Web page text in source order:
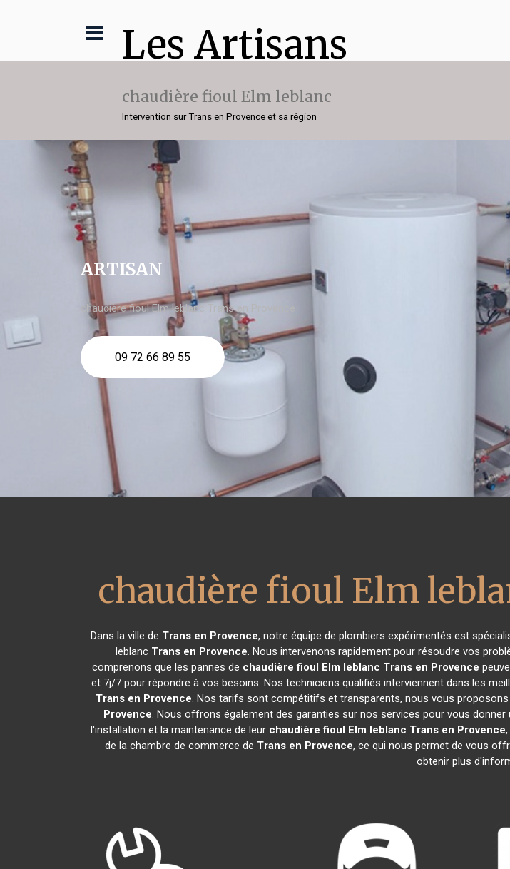
Les Artisans
chaudière fioul Elm leblanc
Intervention sur Trans en Provence et sa région
ARTISAN
chaudière fioul Elm leblanc Trans en Provence
09 72 66 89 55
chaudière fioul Elm
Dans la ville de Trans en Provence, notre équipe de plombiers expérimentés est
leblanc Trans en Provence. Nous intervenons rapidement pour résoudre vos
comprenons que les pannes de chaudière fioul Elm leblanc Trans en Provence
et 7j/7 pour répondre à vos besoins. Nos techniciens qualifiés interviennent dans les
Trans en Provence. Nos tarifs sont compétitifs et transparents, nous vous
Provence. Nous offrons également des garanties sur nos services pour vous
l'installation et la maintenance de leur chaudière fioul Elm leblanc Trans en Provence
de la chambre de commerce de Trans en Provence, ce qui nous permet de vous
obtenir plus